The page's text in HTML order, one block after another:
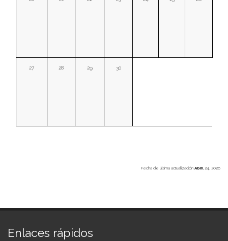
27 28 29 30
Fecha de última actualización Abril 24, 2026
Enlaces rápidos